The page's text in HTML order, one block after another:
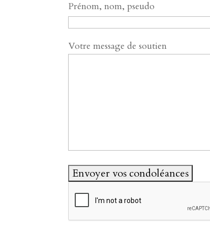
Prénom, nom, pseudo
Votre message de soutien